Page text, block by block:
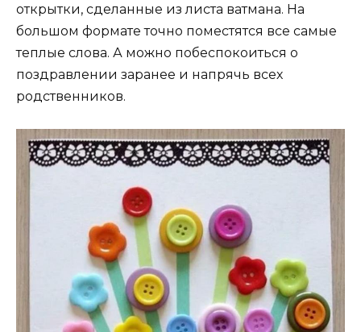
открытки, сделанные из листа ватмана. На
большом формате точно поместятся все самые
теплые слова. А можно побеспокоиться о
поздравлении заранее и напрячь всех
родственников.